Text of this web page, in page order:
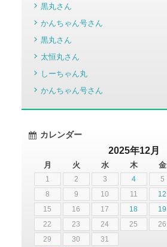
黒丸さん
かんちゃん号さん
黒丸さん
太恒丸さん
しーちゃん丸
かんちゃん号さん
カレンダー
2025年12月
月 火 水 木 金
1 2 3 4 5
8
9 10 11 12
15
16 17 18 19
22
23 24 25 26
29
30
31